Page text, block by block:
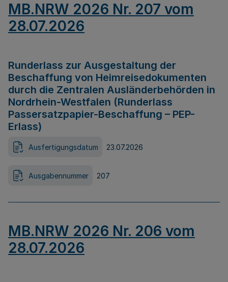
MB.NRW 2026 Nr. 207 vom
28.07.2026
Runderlass zur Ausgestaltung der
Beschaffung von Heimreisedokumenten
durch die Zentralen Ausländerbehörden in
Nordrhein-Westfalen (Runderlass
Passersatzpapier-Beschaffung – PEP-
Erlass)
Ausfertigungsdatum 23.07.2026
Ausgabennummer 207
MB.NRW 2026 Nr. 206 vom
28.07.2026